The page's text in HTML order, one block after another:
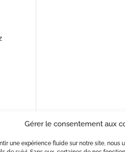
Gérer le consentement aux
une expérience fluide sur notre site, nous